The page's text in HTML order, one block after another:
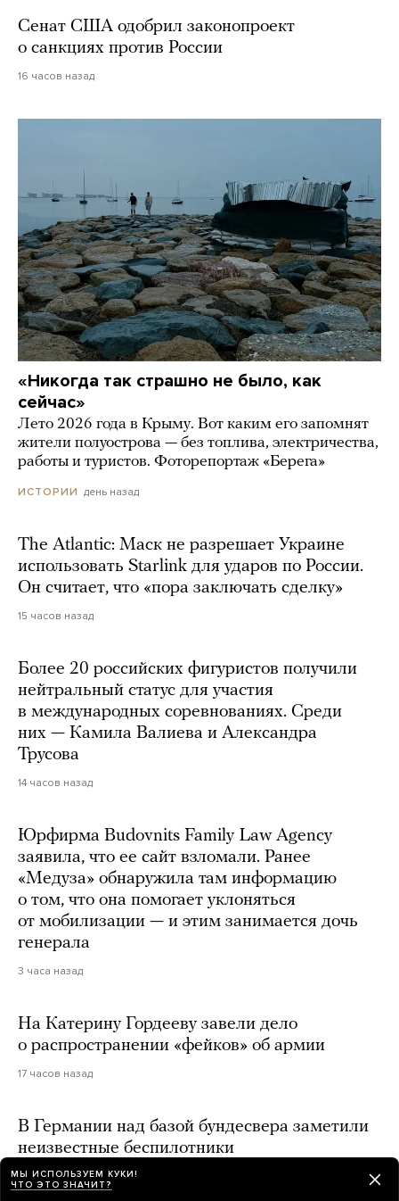
Сенат США одобрил законопроект
о санкциях против России
16 часов назад
«Никогда так страшно не было, как
сейчас»
Лето 2026 года в Крыму. Вот каким его запомнят
жители полуострова — без топлива, электричества,
работы и туристов. Фоторепортаж «Берега»
ИСТОРИИ день назад
The Atlantic: Маск не разрешает Украине
использовать Starlink для ударов по России.
Он считает, что «пора заключать сделку»
15 часов назад
Более 20 российских фигуристов получили
нейтральный статус для участия
в международных соревнованиях. Среди
них — Камила Валиева и Александра
Трусова
14 часов назад
Юрфирма Budovnits Family Law Agency
заявила, что ее сайт взломали. Ранее
«Медуза» обнаружила там информацию
о том, что она помогает уклоняться
от мобилизации — и этим занимается дочь
генерала
3 часа назад
На Катерину Гордееву завели дело
о распространении «фейков» об армии
17 часов назад
В Германии над базой бундесвера заметили
неизвестные беспилотники
15 часов назад
МЫ ИСПОЛЬЗУЕМ КУКИ!
ЧТО ЭТО ЗНАЧИТ?